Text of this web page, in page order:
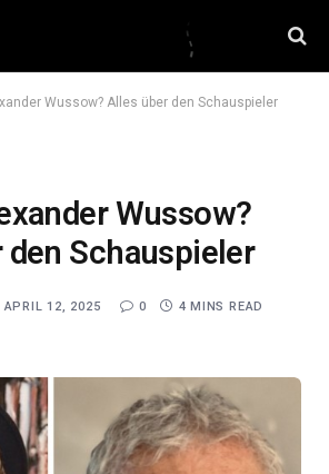
Wussow? Alles über den Schauspieler
Wussow?
Schauspieler
APRIL 12, 2025 0 4 MINS READ